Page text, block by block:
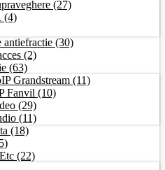
(27)
(4)
antiefractie (30)
(2)
(63)
Grandstream (11)
Fanvil (10)
(29)
(11)
(18)
(22)